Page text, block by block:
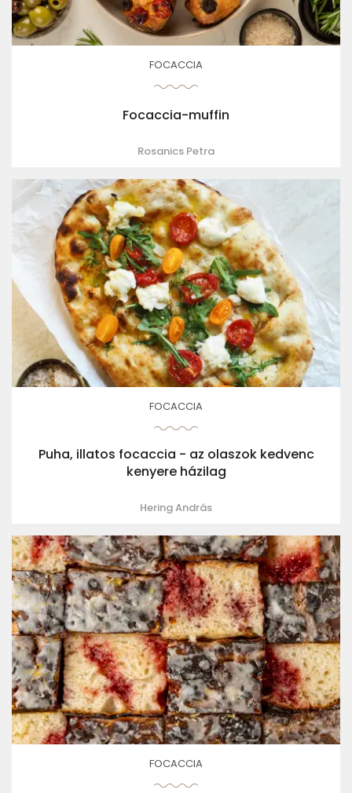
FOCACCIA
Focaccia-muffin
Rosanics Petra
FOCACCIA
Puha, illatos focaccia - az olaszok kedvenc
kenyere házilag
Hering András
FOCACCIA